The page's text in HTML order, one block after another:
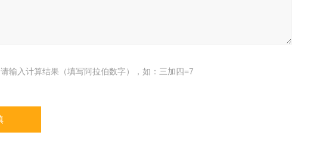
请输入计算结果（填写阿拉伯数字），如：三加四=7